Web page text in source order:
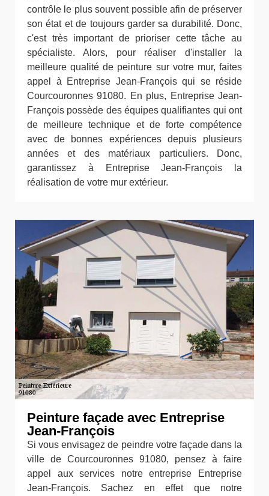
contrôle le plus souvent possible afin de préserver
son état et de toujours garder sa durabilité. Donc,
c'est très important de prioriser cette tâche au
spécialiste. Alors, pour réaliser d'installer la
meilleure qualité de peinture sur votre mur, faites
appel à Entreprise Jean-François qui se réside
Courcouronnes 91080. En plus, Entreprise Jean-
François possède des équipes qualifiantes qui ont
de meilleure technique et de forte compétence
avec de bonnes expériences depuis plusieurs
années et des matériaux particuliers. Donc,
garantissez à Entreprise Jean-François la
réalisation de votre mur extérieur.
Peinture façade avec Entreprise
Jean-François
Si vous envisagez de peindre votre façade dans la
ville de Courcouronnes 91080, pensez à faire
appel aux services notre entreprise Entreprise
Jean-François. Sachez en effet que notre